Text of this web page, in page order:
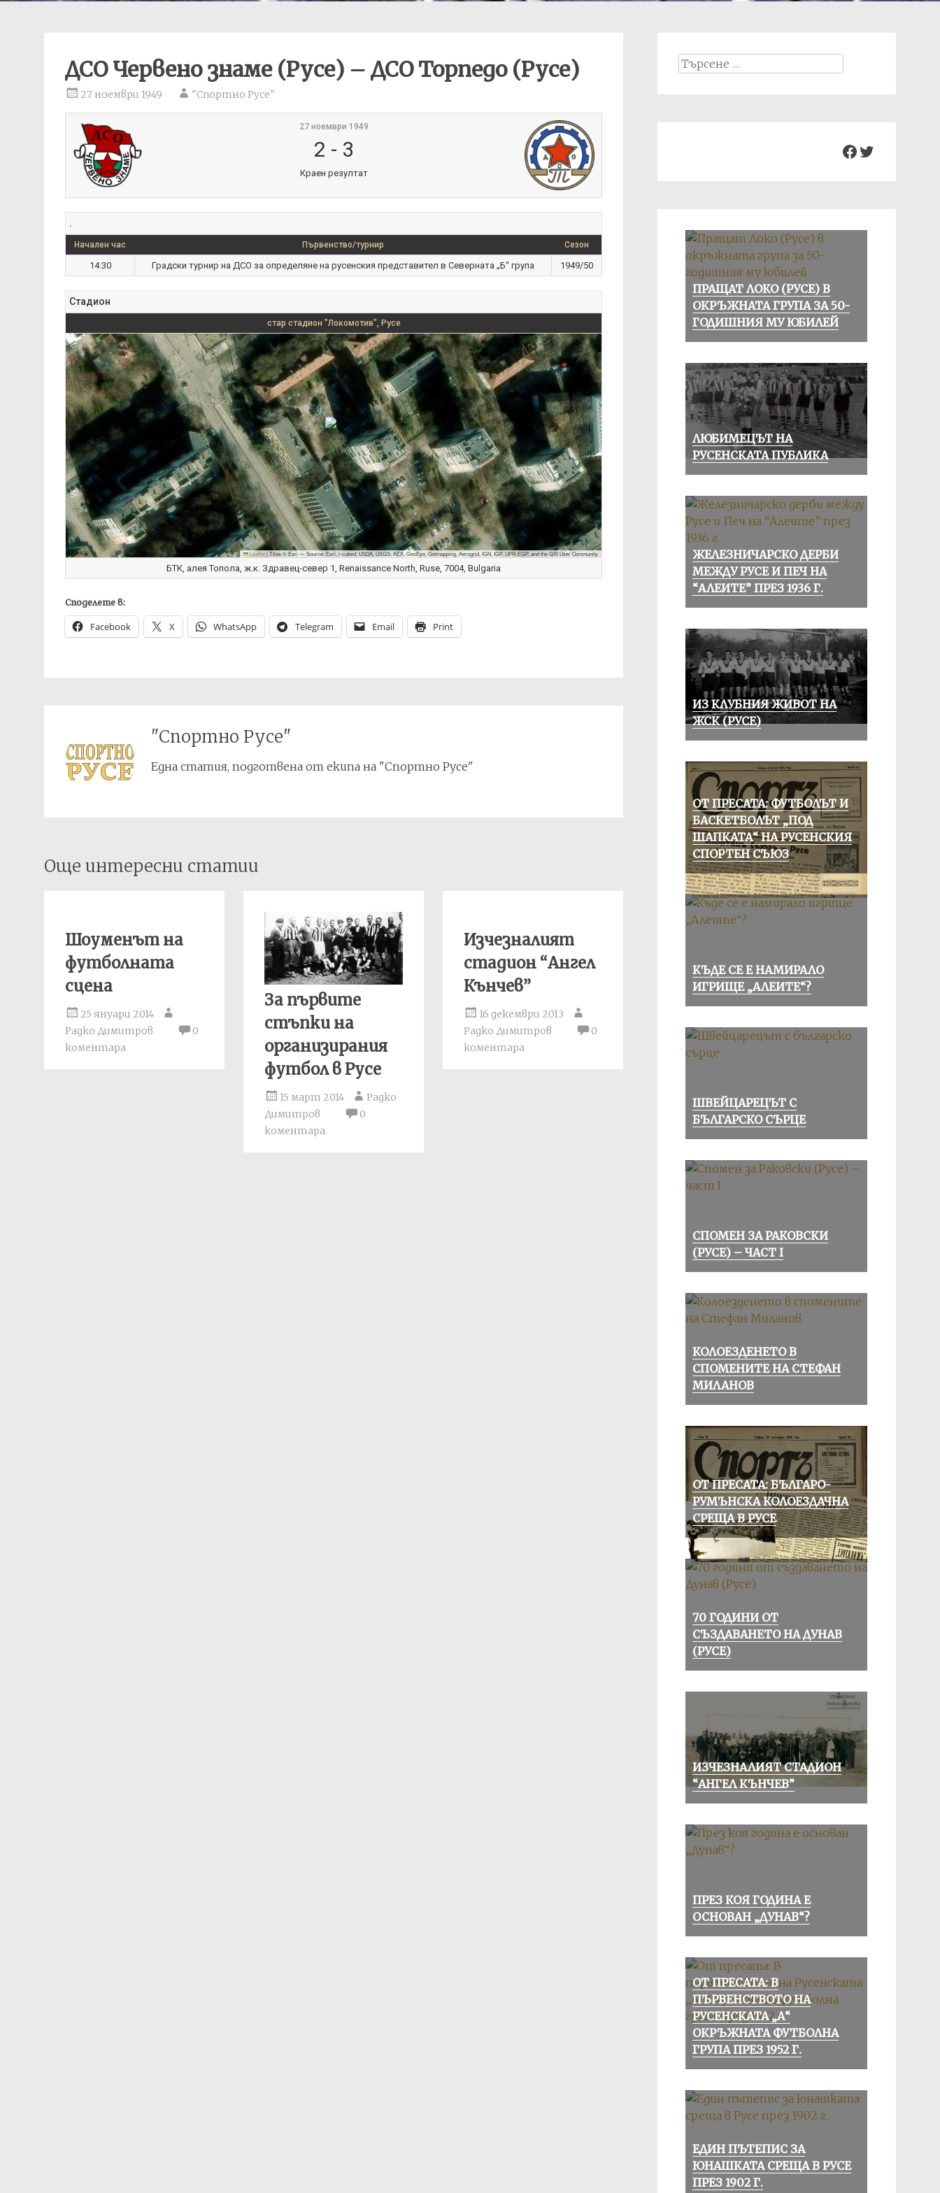
ДСО Червено знаме (Русе) – ДСО Торпедо (Русе)
27 ноември 1949 "Спортно Русе"
27 ноември 1949
2 - 3
Краен резултат
.
Начален час Първенство/турнир Сезон
14:30 Градски турнир на ДСО за определяне на русенския представител в Северната „Б“ група 1949/50
Стадион
стар стадион "Локомотив", Русе
Leaflet|Tiles © Esri — Source: Esri, i-cubed, USDA, USGS, AEX, GeoEye, Getmapping, Aerogrid, IGN, IGP, UPR-EGP, and the GIS User Community
БТК, алея Топола, ж.к. Здравец-север 1, Renaissance North, Ruse, 7004, Bulgaria
Споделете в:
Facebook X WhatsApp Telegram Email Print
"Спортно Русе"
Една статия, подготвена от екипа на "Спортно Русе"
Post
navigation
Още интересни статии
Шоуменът на
футболната
сцена
25 януари 2014
Радко Димитров
0
коментара
За първите
стъпки на
организирания
футбол в Русе
15 март 2014
Радко
Димитров
0
коментара
Изчезналият
стадион “Ангел
Кънчев”
16 декември 2013
Радко Димитров
0
коментара
Search
Facebook
Twitter
ПРАЩАТ ЛОКО (РУСЕ) В
ОКРЪЖНАТА ГРУПА ЗА 50-
ГОДИШНИЯ МУ ЮБИЛЕЙ
ЛЮБИМЕЦЪТ НА
РУСЕНСКАТА ПУБЛИКА
ЖЕЛЕЗНИЧАРСКО ДЕРБИ
МЕЖДУ РУСЕ И ПЕЧ НА
“АЛЕИТЕ” ПРЕЗ 1936 Г.
ИЗ КЛУБНИЯ ЖИВОТ НА
ЖСК (РУСЕ)
ОТ ПРЕСАТА: ФУТБОЛЪТ И
БАСКЕТБОЛЪТ „ПОД
ШАПКАТА“ НА РУСЕНСКИЯ
СПОРТЕН СЪЮЗ
КЪДЕ СЕ Е НАМИРАЛО
ИГРИЩЕ „АЛЕИТЕ“?
ШВЕЙЦАРЕЦЪТ С
БЪЛГАРСКО СЪРЦЕ
СПОМЕН ЗА РАКОВСКИ
(РУСЕ) – ЧАСТ I
КОЛОЕЗДЕНЕТО В
СПОМЕНИТЕ НА СТЕФАН
МИЛАНОВ
ОТ ПРЕСАТА: БЪЛГАРО-
РУМЪНСКА КОЛОЕЗДАЧНА
СРЕЩА В РУСЕ
70 ГОДИНИ ОТ
СЪЗДАВАНЕТО НА ДУНАВ
(РУСЕ)
ИЗЧЕЗНАЛИЯТ СТАДИОН
“АНГЕЛ КЪНЧЕВ”
ПРЕЗ КОЯ ГОДИНА Е
ОСНОВАН „ДУНАВ“?
ОТ ПРЕСАТА: В
ПЪРВЕНСТВОТО НА
РУСЕНСКАТА „А“
ОКРЪЖНАТА ФУТБОЛНА
ГРУПА ПРЕЗ 1952 Г.
ЕДИН ПЪТЕПИС ЗА
ЮНАШКАТА СРЕЩА В РУСЕ
ПРЕЗ 1902 Г.